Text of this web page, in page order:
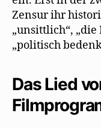
Zensur ihr
„unsittlich“,
„politisch
Das Lied